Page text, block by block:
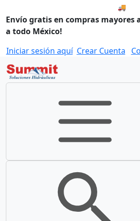
🚚
Envío gratis en compras mayores
a todo México!
Iniciar sesión aquí Crear Cuenta